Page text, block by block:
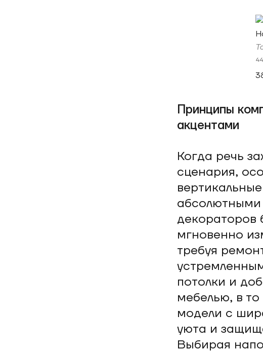
Принципы
акцентами
Когда речь
сценария,
декораторов
мгновенно
требуя
потолки и
мебелью, в
модели с
уюта и
Выбирая